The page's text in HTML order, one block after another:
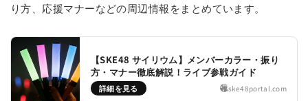
り方、応援マナーなどの周辺情報をまとめています。
【SKE48 サイリウム】メンバーカラー・振り
方・マナー徹底解説！ライブ参戦ガイド
詳細を見る ske48portal.com